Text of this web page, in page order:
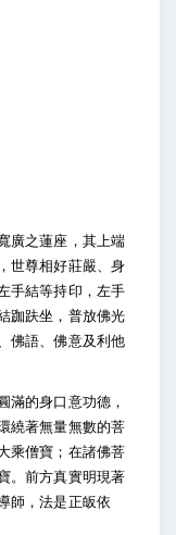
廣之蓮座，其上端
世尊相好莊嚴、身
手結等持印，左手
跏趺坐，普放佛光
佛語、佛意及利他
滿的身口意功德，
繞著無量無數的菩
乘僧寶；在諸佛菩
。前方真實明現著
師，法是正皈依